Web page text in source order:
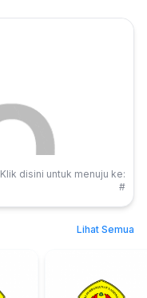
Klik disini untuk menuju ke:
#
Lihat Semua